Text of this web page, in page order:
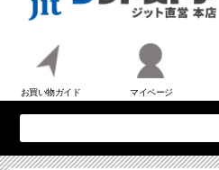
お買い物ガイド マイページ